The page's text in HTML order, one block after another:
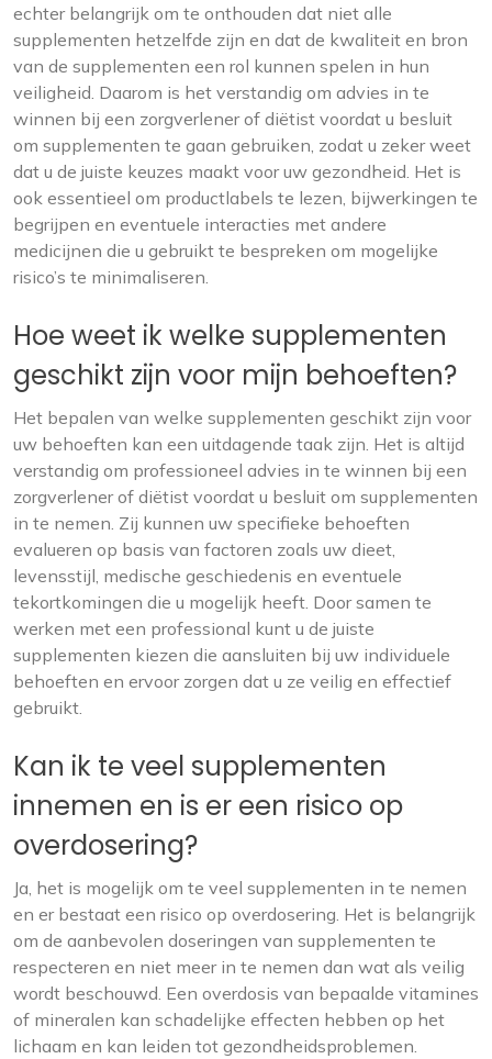
echter belangrijk om te onthouden dat niet alle
supplementen hetzelfde zijn en dat de kwaliteit en bron
van de supplementen een rol kunnen spelen in hun
veiligheid. Daarom is het verstandig om advies in te
winnen bij een zorgverlener of diëtist voordat u besluit
om supplementen te gaan gebruiken, zodat u zeker weet
dat u de juiste keuzes maakt voor uw gezondheid. Het is
ook essentieel om productlabels te lezen, bijwerkingen te
begrijpen en eventuele interacties met andere
medicijnen die u gebruikt te bespreken om mogelijke
risico’s te minimaliseren.
Hoe weet ik welke supplementen
geschikt zijn voor mijn behoeften?
Het bepalen van welke supplementen geschikt zijn voor
uw behoeften kan een uitdagende taak zijn. Het is altijd
verstandig om professioneel advies in te winnen bij een
zorgverlener of diëtist voordat u besluit om supplementen
in te nemen. Zij kunnen uw specifieke behoeften
evalueren op basis van factoren zoals uw dieet,
levensstijl, medische geschiedenis en eventuele
tekortkomingen die u mogelijk heeft. Door samen te
werken met een professional kunt u de juiste
supplementen kiezen die aansluiten bij uw individuele
behoeften en ervoor zorgen dat u ze veilig en effectief
gebruikt.
Kan ik te veel supplementen
innemen en is er een risico op
overdosering?
Ja, het is mogelijk om te veel supplementen in te nemen
en er bestaat een risico op overdosering. Het is belangrijk
om de aanbevolen doseringen van supplementen te
respecteren en niet meer in te nemen dan wat als veilig
wordt beschouwd. Een overdosis van bepaalde vitamines
of mineralen kan schadelijke effecten hebben op het
lichaam en kan leiden tot gezondheidsproblemen.